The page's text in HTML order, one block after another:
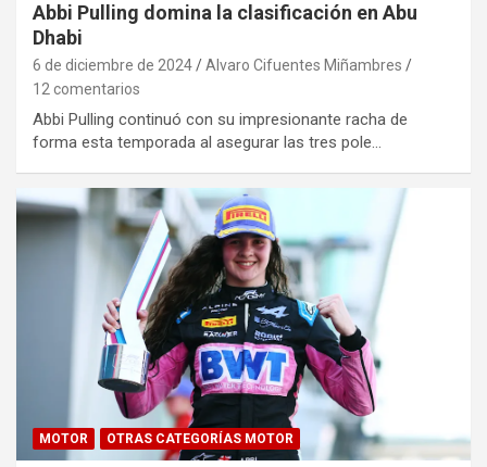
Abbi Pulling domina la clasificación en Abu
Dhabi
6 de diciembre de 2024
Alvaro Cifuentes Miñambres
12 comentarios
Abbi Pulling continuó con su impresionante racha de
forma esta temporada al asegurar las tres pole…
MOTOR OTRAS CATEGORÍAS MOTOR